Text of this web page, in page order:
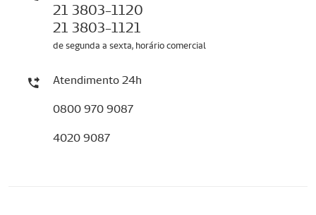
21 3803-1120
21 3803-1121
de segunda a sexta, horário comercial
Atendimento 24h
0800 970 9087
4020 9087